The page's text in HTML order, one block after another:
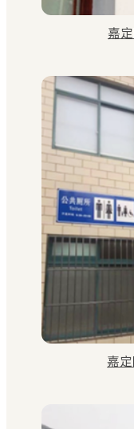
嘉
嘉